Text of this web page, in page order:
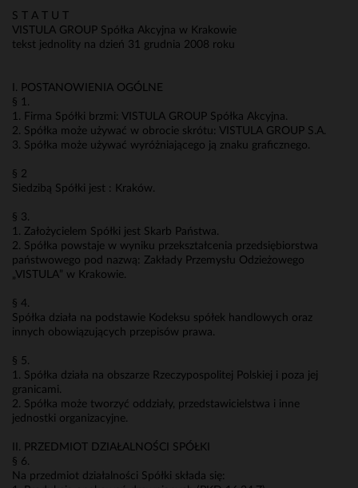
S T A T U T
VISTULA GROUP Spółka Akcyjna w Krakowie
tekst jednolity na dzień 31 grudnia 2008 roku
I. POSTANOWIENIA OGÓLNE
§ 1.
1. Firma Spółki brzmi: VISTULA GROUP Spółka Akcyjna.
2. Spółka może używać w obrocie skrótu: VISTULA GROUP S.A.
3. Spółka może używać wyróżniającego ją znaku graficznego.
§ 2
Siedzibą Spółki jest : Kraków.
§ 3.
1. Założycielem Spółki jest Skarb Państwa.
2. Spółka powstaje w wyniku przekształcenia przedsiębiorstwa
państwowego pod nazwą: Zakłady Przemysłu Odzieżowego
„VISTULA” w Krakowie.
§ 4.
Spółka działa na podstawie Kodeksu spółek handlowych oraz
innych obowiązujących przepisów prawa.
§ 5.
1. Spółka działa na obszarze Rzeczypospolitej Polskiej i poza jej
granicami.
2. Spółka może tworzyć oddziały, przedstawicielstwa i inne
jednostki organizacyjne.
II. PRZEDMIOT DZIAŁALNOŚCI SPÓŁKI
§ 6.
Na przedmiot działalności Spółki składa się: